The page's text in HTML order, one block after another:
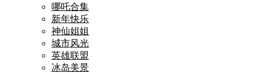
哪吒合集
新年快乐
神仙姐姐
城市风光
英雄联盟
冰岛美景